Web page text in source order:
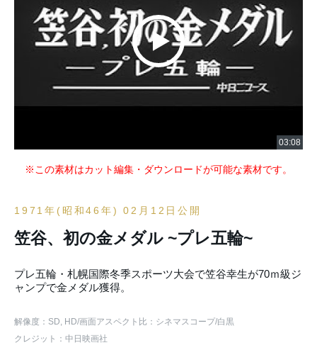
※この素材はカット編集・ダウンロードが可能な素材です。
1971年(昭和46年) 02月12日公開
笠谷、初の金メダル ~プレ五輪~
プレ五輪・札幌国際冬季スポーツ大会で笠谷幸生が70ｍ級ジ
ャンプで金メダル獲得。
解像度：SD, HD/画面アスペクト比：シネマスコープ/白黒
クレジット：中日映画社